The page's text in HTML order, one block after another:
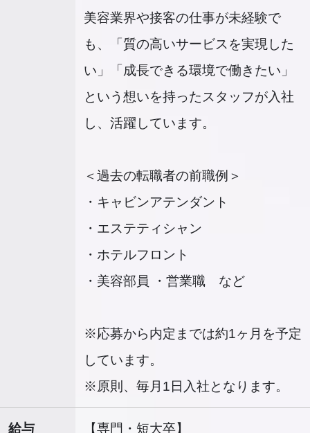
美容業界や接客の仕事が未経験で
も、「質の高いサービスを実現した
い」「成長できる環境で働きたい」
という想いを持ったスタッフが入社
し、活躍しています。
＜過去の転職者の前職例＞
・キャビンアテンダント
・エステティシャン
・ホテルフロント
・美容部員 ・営業職 など
※応募から内定までは約1ヶ月を予定
しています。
※原則、毎月1日入社となります。
給与
【専門・短大卒】